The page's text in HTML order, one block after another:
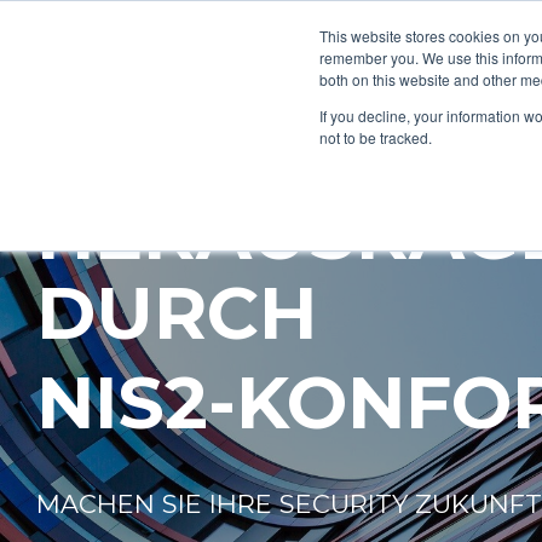
This website stores cookies on
remember you. We use this
both on this website and other
If you decline, your information
not to be tracked.
DURCH
NIS2-
MACHEN SIE IHRE SECURITY